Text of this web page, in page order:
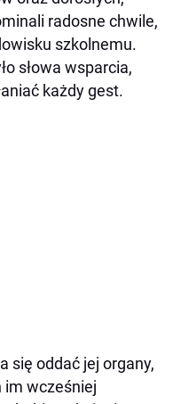
radosne chwile,
szkolnemu.
słowa wsparcia,
każdy gest.
się oddać jej organy,
im wcześniej